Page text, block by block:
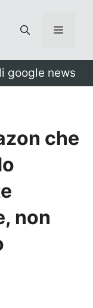
Menu
google news
che
non